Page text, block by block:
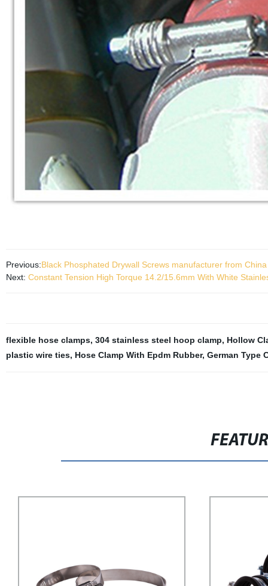
Previous:Black Phosphated Drywall Screws manufacturer from China
Next: Constant Tension High Torque 14.2/15.6mm With White
flexible hose clamps, 304 stainless steel hoop clamp, Hollow
plastic wire ties, Hose Clamp With Epdm Rubber, German Type